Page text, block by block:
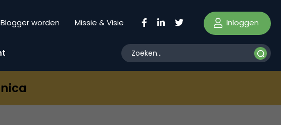
Blogger worden Missie & Visie Inloggen